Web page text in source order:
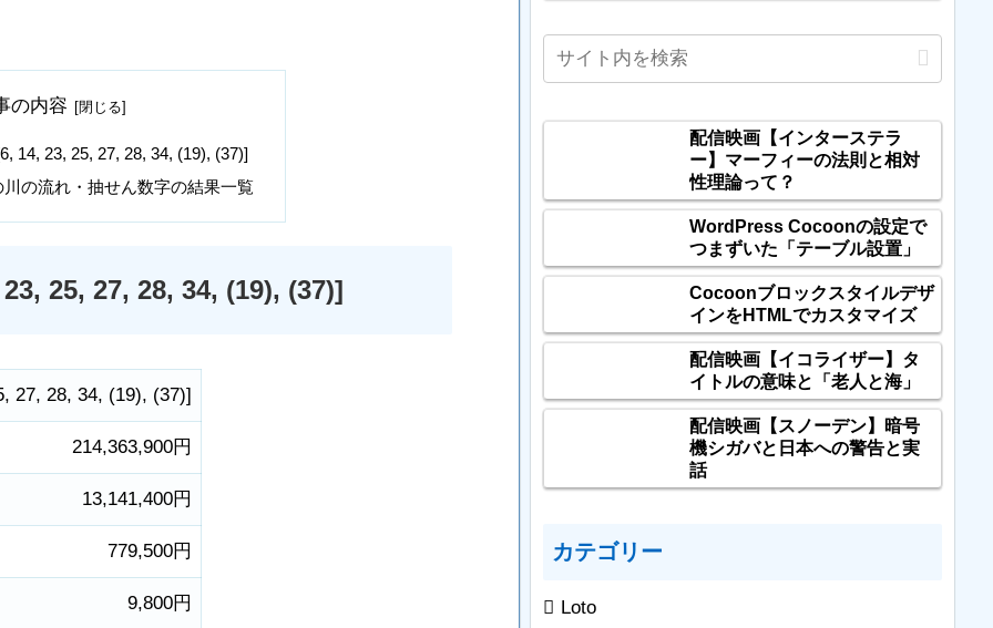
の内容
14, 23, 25, 27, 28, 34, (19), (37)]
の流れ・抽せん数字の結果一覧
25, 27, 28, 34, (19), (37)]
, 27, 28, 34, (19), (37)]
214,363,900円
13,141,400円
779,500円
9,800円
配信映画【インターステラ
ー】マーフィーの法則と相対
性理論って？
WordPress Cocoonの設定で
つまずいた「テーブル設置」
Cocoonブロックスタイルデザ
インをHTMLでカスタマイズ
配信映画【イコライザー】タ
イトルの意味と「老人と海」
配信映画【スノーデン】暗号
機シガバと日本への警告と実
話
カテゴリー
Loto